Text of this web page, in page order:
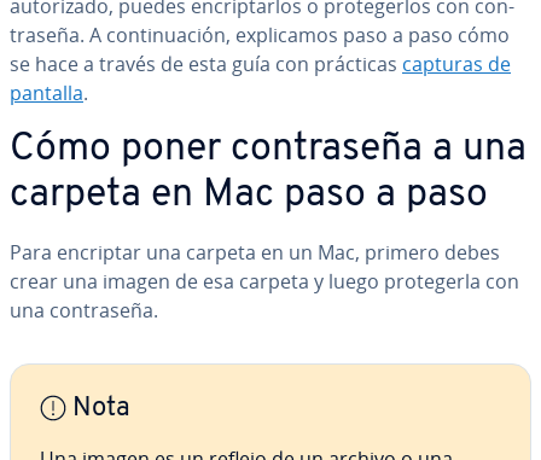
au­to­ri­za­do, puedes en­cri­p­tar­los o pro­te­ge­r­los con co­n­
tra­se­ña. A co­n­ti­nua­ción, ex­pli­ca­mos paso a paso cómo
se hace a través de esta guía con prácticas capturas de
pantalla.
Cómo poner co­n­tra­se­ña a una
carpeta en Mac paso a paso
Para encriptar una carpeta en un Mac, primero debes
crear una imagen de esa carpeta y luego pro­te­ge­r­la con
una co­n­tra­se­ña.
Nota